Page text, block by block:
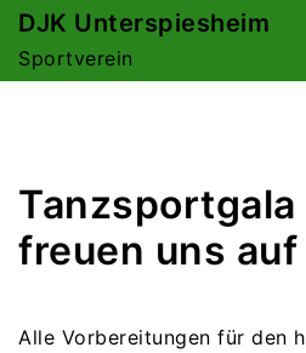
Zum
springen
DJK Unterspiesheim
Sportverein
Tanzsportgala
freuen uns auf
Alle Vorbereitungen für den